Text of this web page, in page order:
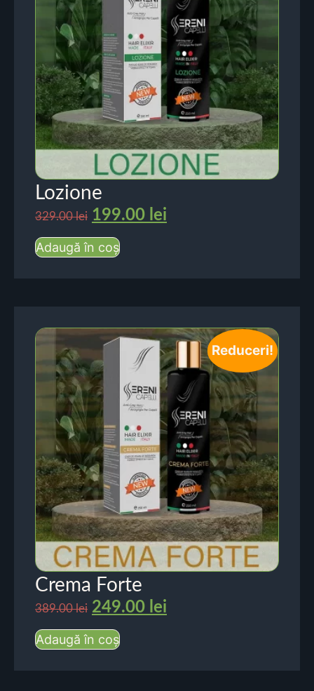
Lozione
329.00lei 199.00 lei
Adaugă în coș
Reduceri!
Crema Forte
389.00lei 249.00 lei
Adaugă în coș